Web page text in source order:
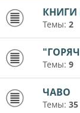
КНИГИ
Темы: 2
Темы: 9
ЧАВО
Темы: 35